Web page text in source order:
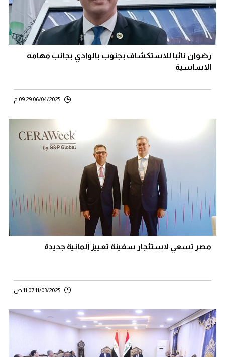
رضوان نائبا للاستكشاف بجنوب بالوادي بجانب مهامه
الاساسية
06/04/2025 09:29 م
مصر تسعي لاستئجار سفينة تعييز ألمانية جديدة
11/03/2025 11:07 ص